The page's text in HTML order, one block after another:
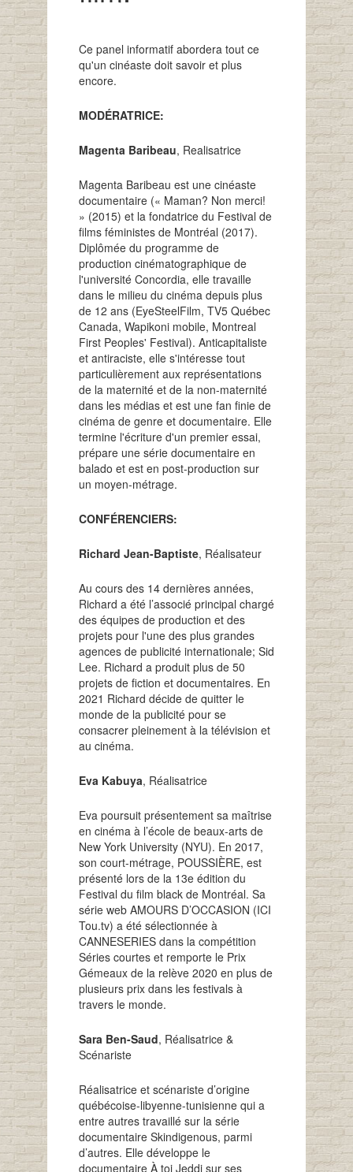
Ce panel informatif abordera tout ce
qu'un cinéaste doit savoir et plus
encore.
MODÉRATRICE:
Magenta Baribeau, Realisatrice
Magenta Baribeau est une cinéaste
documentaire (« Maman? Non merci!
» (2015) et la fondatrice du Festival de
films féministes de Montréal (2017).
Diplômée du programme de
production cinématographique de
l'université Concordia, elle travaille
dans le milieu du cinéma depuis plus
de 12 ans (EyeSteelFilm, TV5 Québec
Canada, Wapikoni mobile, Montreal
First Peoples' Festival). Anticapitaliste
et antiraciste, elle s'intéresse tout
particulièrement aux représentations
de la maternité et de la non-maternité
dans les médias et est une fan finie de
cinéma de genre et documentaire. Elle
termine l'écriture d'un premier essai,
prépare une série documentaire en
balado et est en post-production sur
un moyen-métrage.
CONFÉRENCIERS:
Richard Jean-Baptiste, Réalisateur
Au cours des 14 dernières années,
Richard a été l’associé principal chargé
des équipes de production et des
projets pour l'une des plus grandes
agences de publicité internationale; Sid
Lee. Richard a produit plus de 50
projets de fiction et documentaires. En
2021 Richard décide de quitter le
monde de la publicité pour se
consacrer pleinement à la télévision et
au cinéma.
Eva Kabuya, Réalisatrice
Eva poursuit présentement sa maîtrise
en cinéma à l’école de beaux-arts de
New York University (NYU). En 2017,
son court-métrage, POUSSIÈRE, est
présenté lors de la 13e édition du
Festival du film black de Montréal. Sa
série web AMOURS D’OCCASION (ICI
Tou.tv) a été sélectionnée à
CANNESERIES dans la compétition
Séries courtes et remporte le Prix
Gémeaux de la relève 2020 en plus de
plusieurs prix dans les festivals à
travers le monde.
Sara Ben-Saud, Réalisatrice &
Scénariste
Réalisatrice et scénariste d’origine
québécoise-libyenne-tunisienne qui a
entre autres travaillé sur la série
documentaire Skindigenous, parmi
d’autres. Elle développe le
documentaire À toi Jeddi sur ses